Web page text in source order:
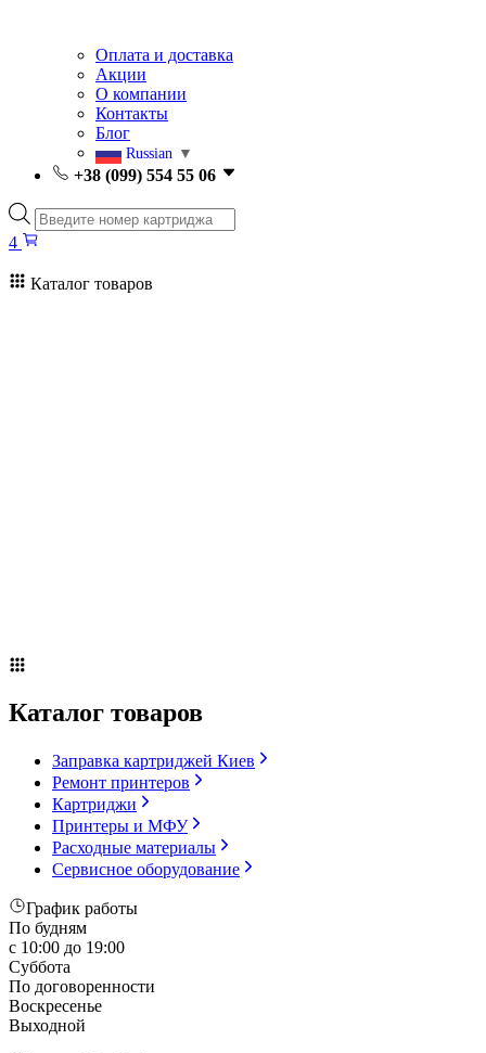
Оплата и доставка
Акции
О компании
Контакты
Блог
Russian ▼
+38 (099) 554 55 06
Поиск
товаров
4
Каталог товаров
Каталог товаров
Заправка картриджей Киев
Ремонт принтеров
Картриджи
Принтеры и МФУ
Расходные материалы
Сервисное оборудование
График работы
По будням
с 10:00 до 19:00
Суббота
По договоренности
Воскресенье
Выходной